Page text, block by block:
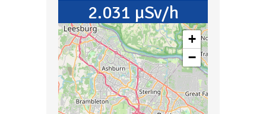
2.031 µSv/h
+
−